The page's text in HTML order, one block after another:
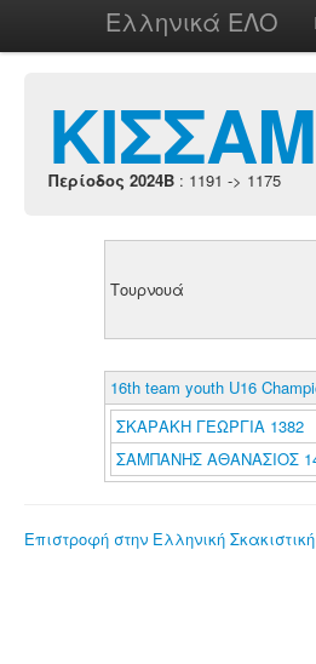
Ελληνικά ΕΛΟ
Περίοδος 2024B : 1191 -> 1175
Τουρνουά
16th team youth U16
ΣΚΑΡΑΚΗ ΓΕΩΡΓΙΑ 1382
ΣΑΜΠΑΝΗΣ ΑΘΑΝΑΣΙΟΣ
Επιστροφή στην Ελληνική